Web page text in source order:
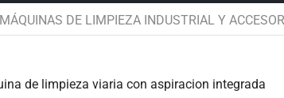
MÁQUINAS DE LIMPIEZA INDUSTRIAL Y